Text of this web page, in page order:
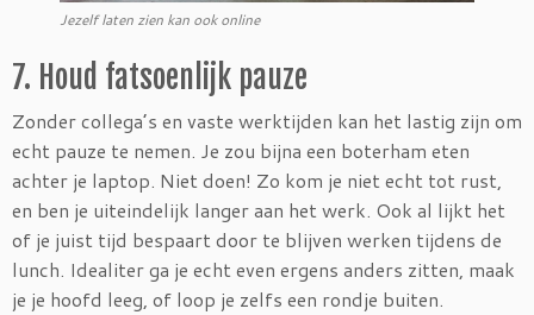
Jezelf laten zien kan ook online
7. Houd fatsoenlijk pauze
Zonder collega’s en vaste werktijden kan het lastig zijn om
echt pauze te nemen. Je zou bijna een boterham eten
achter je laptop. Niet doen! Zo kom je niet echt tot rust,
en ben je uiteindelijk langer aan het werk. Ook al lijkt het
of je juist tijd bespaart door te blijven werken tijdens de
lunch. Idealiter ga je echt even ergens anders zitten, maak
je je hoofd leeg, of loop je zelfs een rondje buiten.